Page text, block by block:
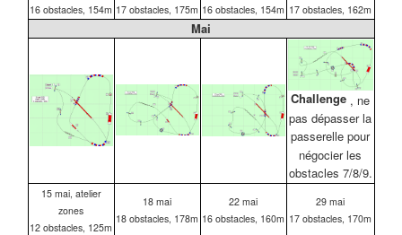
16 obstacles, 154m 17 obstacles, 175m 16 obstacles, 154m 17 obstacles, 162m
Mai
Challenge , ne
pas dépasser la
passerelle pour
négocier les
obstacles 7/8/9.
15 mai, atelier
zones
12 obstacles, 125m
18 mai
18 obstacles, 178m
22 mai
16 obstacles, 160m
29 mai
17 obstacles, 170m